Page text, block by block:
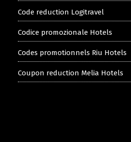
Code reduction Logitravel
Codice promozionale Hotels
Codes promotionnels Riu Hotels
Coupon reduction Melia Hotels